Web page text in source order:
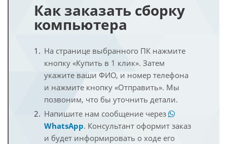
Как заказать сборку
компьютера
На странице выбранного ПК нажмите
кнопку «Купить в 1 клик». Затем
укажите ваши ФИО, и номер телефона
и нажмите кнопку «Отправить». Мы
позвоним, что бы уточнить детали.
Напишите нам сообщение через
WhatsApp. Консультант оформит заказ
и будет информировать о ходе его